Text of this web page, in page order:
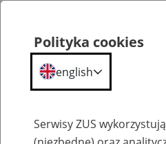
Polityka cookies
english
Serwisy ZUS